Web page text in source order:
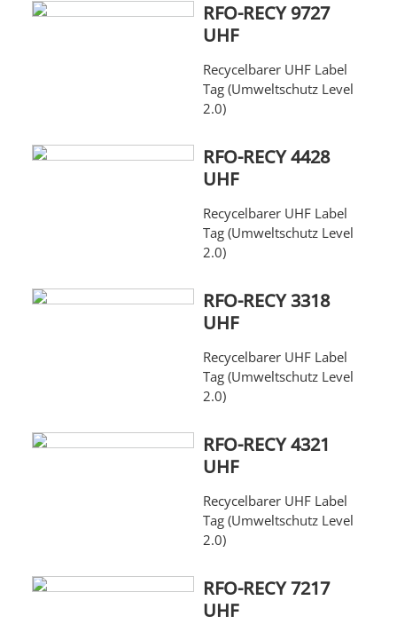
RFO-RECY 9727
UHF
Recycelbarer UHF Label
Tag (Umweltschutz Level
2.0)
RFO-RECY 4428
UHF
Recycelbarer UHF Label
Tag (Umweltschutz Level
2.0)
RFO-RECY 3318
UHF
Recycelbarer UHF Label
Tag (Umweltschutz Level
2.0)
RFO-RECY 4321
UHF
Recycelbarer UHF Label
Tag (Umweltschutz Level
2.0)
RFO-RECY 7217
UHF